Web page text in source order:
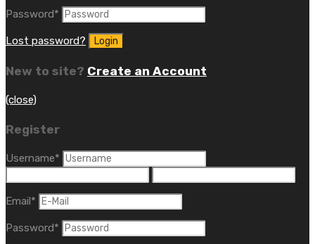
Password*
Lost password?
New to site? Create an Account
(close)
Register
Username*
Email*
Password*